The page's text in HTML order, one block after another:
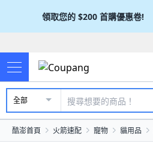
領取您的 $200 首購優惠卷!
全部
酷澎首頁 火箭速配 寵物 貓用品